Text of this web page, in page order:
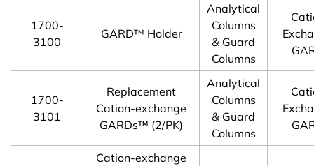
1700-
3100
GARD™ Holder
Analytical
Columns
& Guard
Columns
1700-
3101
Replacement
Cation-exchange
GARDs™ (2/PK)
Analytical
Columns
& Guard
Columns
Cation-exchange